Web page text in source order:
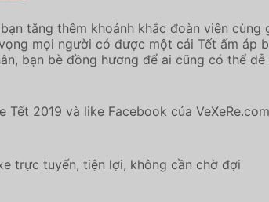
tăng thêm khoảnh khắc đoàn viên cùng
mọi người có được một cái Tết ấm áp
bạn bè đồng hương để ai cũng có thể
2019 và like Facebook của
trực tuyến, tiện lợi, không cần chờ đợi